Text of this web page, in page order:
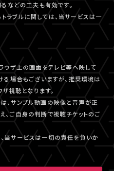
などの工夫も有効です。
ブルに関しては、当サービスは一
ウザ上の画面をテレビ等へ映して
る場合もございますが、推奨環境は
視聴となります。
、サンプル動画の映像と音声が正
、ご自身の判断で視聴チケットのご
当サービスは一切の責任を負いか